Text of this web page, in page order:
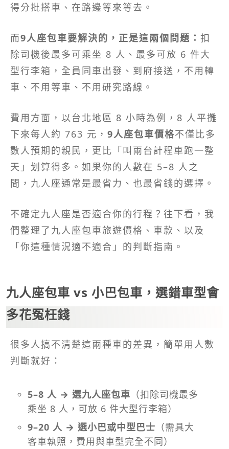
得分批搭車、在路邊等來等去。
而9人座包車要解決的，正是這兩個問題： 扣
除司機後最多可乘坐 8 人、最多可放 6 件大
型行李箱，全員同車出發、到府接送，不用轉
車、不用等車、不用研究路線。
費用方面，以台北地區 8 小時為例，8 人平攤
下來每人約 763 元， 9人座包車價格不僅比多
數人預期的親民，更比「叫兩台計程車跑一整
天」划算得多。如果你的人數在 5–8 人之
間，九人座通常是最省力、也最省錢的選擇。
不確定九人座是否適合你的行程？往下看，我
們整理了九人座包車旅遊價格、車款、以及
「你這種情況適不適合」的判斷指南。
九人座包車 vs 小巴包車，選錯車型會
多花冤枉錢
很多人搞不清楚這兩種車的差異，簡單用人數
判斷就好：
5–8 人 → 選九人座包車 （扣除司機最多
乘坐 8 人，可放 6 件大型行李箱）
9–20 人 → 選小巴或中型巴士 （需具大
客車執照，費用與車型完全不同）